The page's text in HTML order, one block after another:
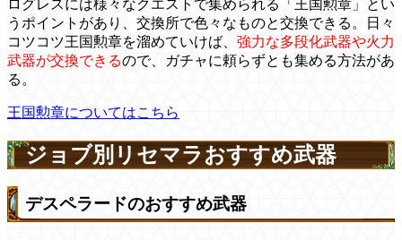
ログレスには様々なクエストで集められる「王国勲章」とい
うポイントがあり、交換所で色々なものと交換できる。日々
コツコツ王国勲章を溜めていけば、 強力な多段化武器や火力
武器が交換できるので、ガチャに頼らずとも集める方法があ
る。
王国勲章についてはこちら
ジョブ別リセマラおすすめ武器
デスペラードのおすすめ武器